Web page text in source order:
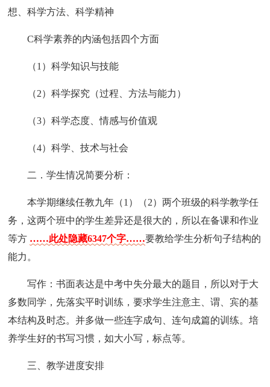
想、科学方法、科学精神
C科学素养的内涵包括四个方面
（1）科学知识与技能
（2）科学探究（过程、方法与能力）
（3）科学态度、情感与价值观
（4）科学、技术与社会
二．学生情况简要分析：
本学期继续任教九年（1）（2）两个班级的科学教学任
务，这两个班中的学生差异还是很大的，所以在备课和作业
等方 ……此处隐藏6347个字……要教给学生分析句子结构的
能力。
写作：书面表达是中考中失分最大的题目，所以对于大
多数同学，先落实平时训练，要求学生注意主、谓、宾的基
本结构及时态。并多做一些连字成句、连句成篇的训练。培
养学生好的书写习惯，如大小写，标点等。
三、教学进度安排